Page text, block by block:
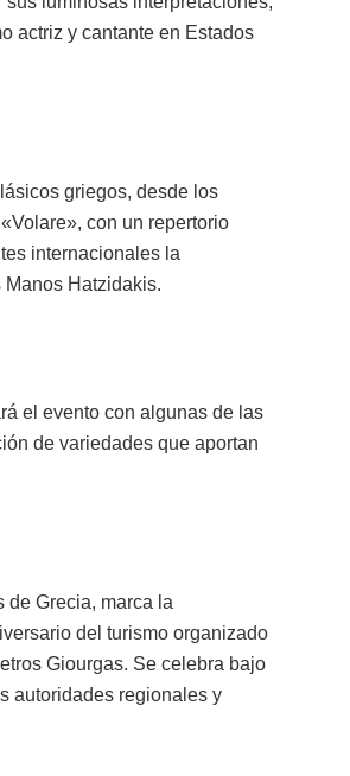
actriz y cantante en Estados
griegos, desde los
con un repertorio
internacionales la
Hatzidakis.
el evento con algunas de las
de variedades que aportan
de Grecia, marca la
del turismo organizado
Giourgas. Se celebra bajo
autoridades regionales y